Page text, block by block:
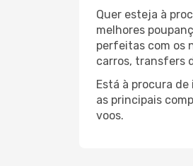
Quer esteja à
melhores
perfeitas com os
carros, transfers
Está à procura
as principais
voos.